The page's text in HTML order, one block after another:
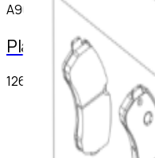
A9074203302
Plaquette de frein
126,53 €